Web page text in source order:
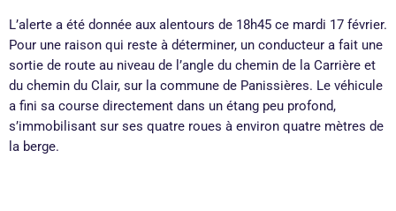
L’alerte a été donnée aux alentours de 18h45 ce mardi 17 février.
Pour une raison qui reste à déterminer, un conducteur a fait une
sortie de route au niveau de l’angle du chemin de la Carrière et
du chemin du Clair, sur la commune de Panissières. Le véhicule
a fini sa course directement dans un étang peu profond,
s’immobilisant sur ses quatre roues à environ quatre mètres de
la berge.